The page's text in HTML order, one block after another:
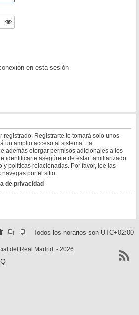
en esta sesión
registrado. Registrarte te tomará solo unos
un amplio acceso al sistema. La
además otorgar permisos adicionales a los
identificarte asegúrete de estar familiarizado
y políticas relacionadas. Por favor, lee las
por el sitio.
de privacidad
Todos los horarios son UTC+02:00
del Real Madrid. - 2026